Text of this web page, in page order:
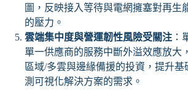
圖，反映接入等待與電網擁塞對再生
的壓力。
雲端集中度與營運韌性風險受關注 ：
單一供應商的服務中斷外溢效應放大
區域/多雲與邊緣備援的投資，提升基
測可視化解決方案的需求。